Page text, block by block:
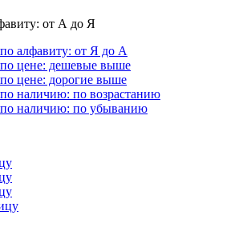
от А до Я
алфавиту: от Я до А
цене: дешевые выше
цене: дорогие выше
наличию: по возрастанию
по наличию: по убыванию